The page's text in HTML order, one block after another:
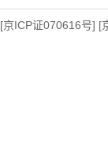
[京ICP证070616号] [